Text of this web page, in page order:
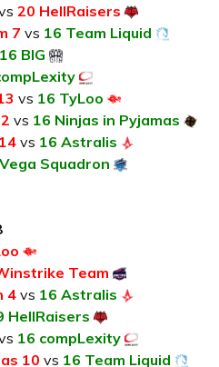
20 HellRaisers
7 vs 16 Team Liquid
16 BIG
vs 16 TyLoo
vs 16 Ninjas in Pyjamas
vs 16 Astralis
Squadron
Team
4 vs 16 Astralis
HellRaisers
16 compLexity
10 vs 16 Team Liquid